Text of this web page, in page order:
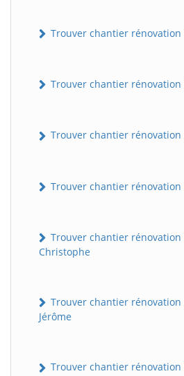
Trouver chantier rénovation
Trouver chantier rénovation
Trouver chantier rénovation
Trouver chantier rénovation
Trouver chantier rénovation
Christophe
Trouver chantier rénovation
Jérôme
Trouver chantier rénovation